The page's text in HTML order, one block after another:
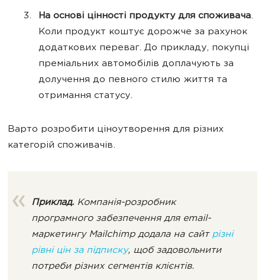
На основі цінності продукту для споживача.
Коли продукт коштує дорожче за рахунок
додаткових переваг. До прикладу, покупці
преміальних автомобілів доплачують за
долучення до певного стилю життя та
отримання статусу.
Варто розробити ціноутворення для різних
категорій споживачів.
Приклад. Компанія-розробник
програмного забезпечення для email-
маркетингу Mailchimp додала на сайт різні
рівні цін за підписку, щоб задовольнити
потреби різних сегментів клієнтів.